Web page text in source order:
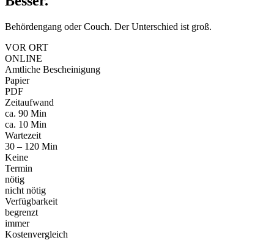
Behördengang oder Couch. Der Unterschied ist groß.
VOR ORT
ONLINE
Amtliche Bescheinigung
Papier
PDF
Zeitaufwand
ca. 90 Min
ca. 10 Min
Wartezeit
30 – 120 Min
Keine
Termin
nötig
nicht nötig
Verfügbarkeit
begrenzt
immer
Kostenvergleich